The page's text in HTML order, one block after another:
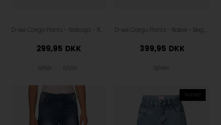
D-xel Cargo Pants - Natasja - Red
299,95 DKK
9/10år 11/12år
D-xel Cargo Pants - Rakel - Begonia Pink
399,95 DKK
13/14år
Nyhed